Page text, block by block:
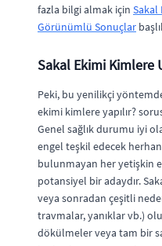
fazla bilgi almak için Sakal
Görünümlü Sonuçlar
Sakal Ekimi Kimlere
Peki, bu yenilikçi
ekimi kimlere yapılır?
Genel sağlık durumu iyi
engel teşkil edecek
bulunmayan her yetişkin
potansiyel bir adaydır.
veya sonradan çeşitli
travmalar, yanıklar vb.)
dökülmeler veya tam bir